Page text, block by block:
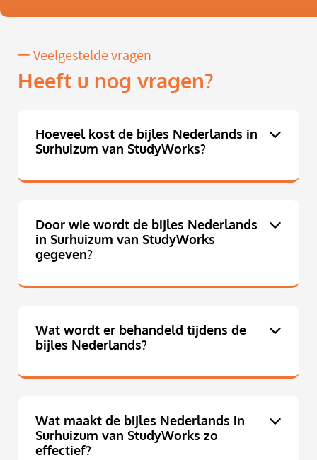
Veelgestelde vragen
Heeft u nog vragen?
Hoeveel kost de bijles Nederlands in
Surhuizum van StudyWorks?
Door wie wordt de bijles Nederlands
in Surhuizum van StudyWorks
gegeven?
Wat wordt er behandeld tijdens de
bijles Nederlands?
Wat maakt de bijles Nederlands in
Surhuizum van StudyWorks zo
effectief?